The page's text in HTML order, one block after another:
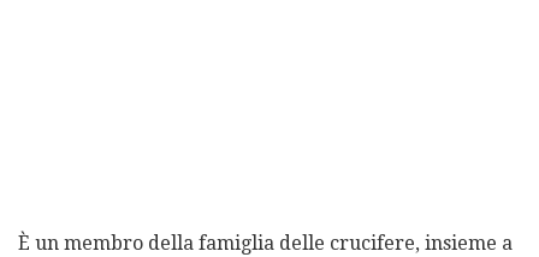
È un membro della famiglia delle crucifere, insieme a